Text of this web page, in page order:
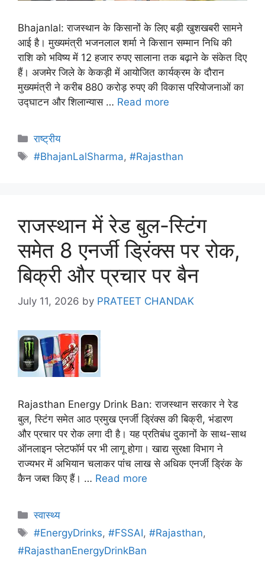
Bhajanlal: राजस्थान के किसानों के लिए बड़ी खुशखबरी सामने
आई है। मुख्यमंत्री भजनलाल शर्मा ने किसान सम्मान निधि की
राशि को भविष्य में 12 हजार रुपए सालाना तक बढ़ाने के संकेत दिए
हैं। अजमेर जिले के केकड़ी में आयोजित कार्यक्रम के दौरान
मुख्यमंत्री ने करीब 880 करोड़ रुपए की विकास परियोजनाओं का
उद्घाटन और शिलान्यास … Read more
राष्ट्रीय
#BhajanLalSharma,#Rajasthan
राजस्थान में रेड बुल-स्टिंग
समेत 8 एनर्जी ड्रिंक्स पर रोक,
बिक्री और प्रचार पर बैन
July 11, 2026 by PRATEET CHANDAK
Rajasthan Energy Drink Ban: राजस्थान सरकार ने रेड
बुल, स्टिंग समेत आठ प्रमुख एनर्जी ड्रिंक्स की बिक्री, भंडारण
और प्रचार पर रोक लगा दी है। यह प्रतिबंध दुकानों के साथ-साथ
ऑनलाइन प्लेटफॉर्म पर भी लागू होगा। खाद्य सुरक्षा विभाग ने
राज्यभर में अभियान चलाकर पांच लाख से अधिक एनर्जी ड्रिंक के
कैन जब्त किए हैं। … Read more
स्वास्थ्य
#EnergyDrinks,#FSSAI,#Rajasthan,
#RajasthanEnergyDrinkBan